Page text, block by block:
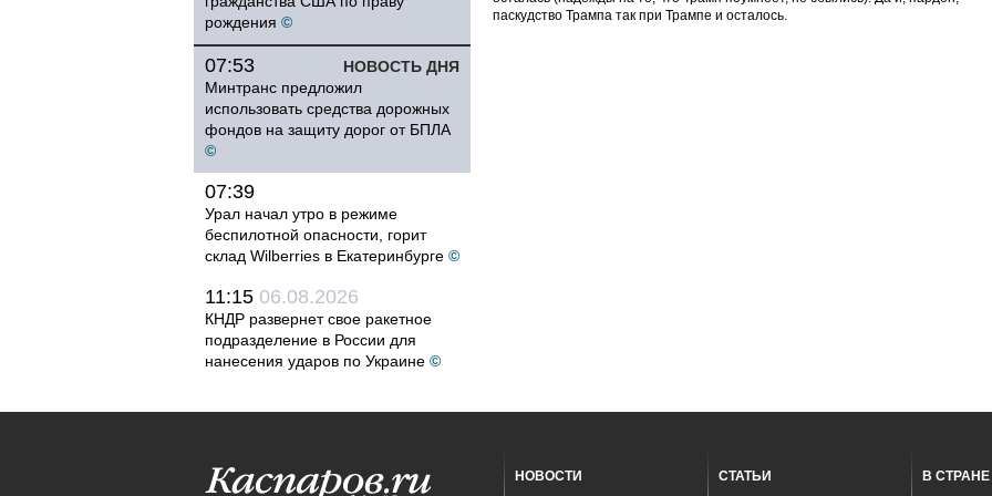
рождения ©
НОВОСТЬ ДНЯ
07:53
Минтранс предложил
использовать средства дорожных
фондов на защиту дорог от БПЛА
©
07:39
Урал начал утро в режиме
беспилотной опасности, горит
склад Wilberries в Екатеринбурге ©
11:15 06.08.2026
КНДР развернет свое ракетное
подразделение в России для
нанесения ударов по Украине ©
паскудство Трампа так при Трампе и осталось.
НОВОСТИ СТАТЬИ В СТРАНЕ